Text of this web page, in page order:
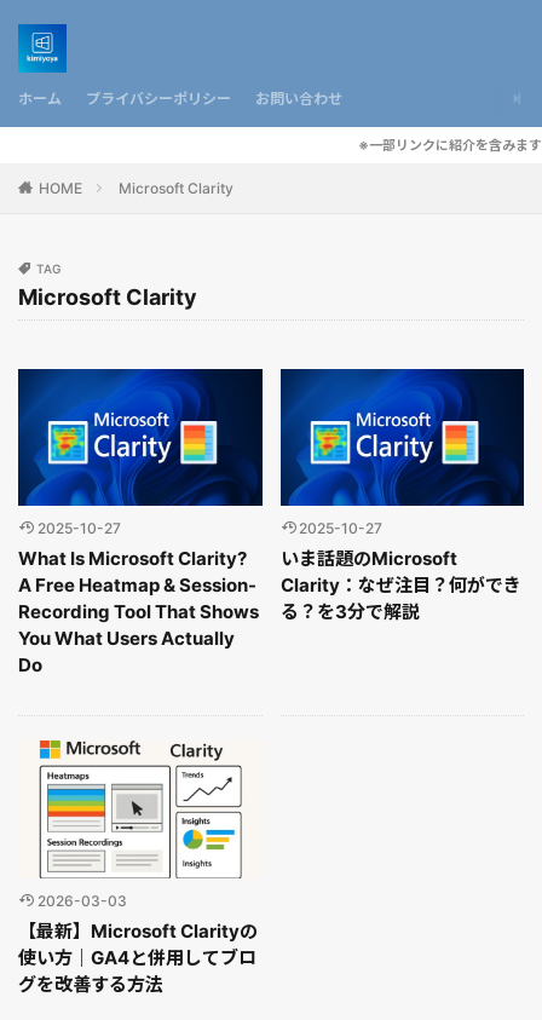
ホーム プライバシーポリシー お問い合わせ
※一部リンクに紹介を含みます
HOME Microsoft Clarity
TAG
Microsoft Clarity
2025-10-27
What Is Microsoft Clarity?
A Free Heatmap & Session-
Recording Tool That Shows
You What Users Actually
Do
2025-10-27
いま話題のMicrosoft
Clarity：なぜ注目？何ができ
る？を3分で解説
2026-03-03
【最新】Microsoft Clarityの
使い方｜GA4と併用してブロ
グを改善する方法